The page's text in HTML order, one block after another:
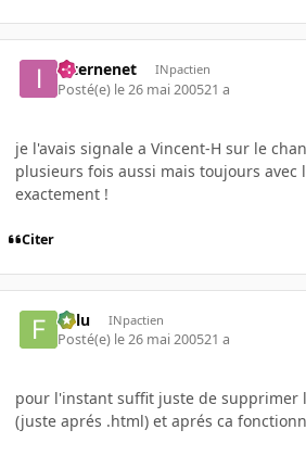
internenet INpactien
Posté(e) le 26 mai 200521 a
je l'avais signale a Vincent-H sur le
plusieurs fois aussi mais toujours avec
exactement !
Citer
Fulu INpactien
Posté(e) le 26 mai 200521 a
pour l'instant suffit juste de supprimer
(juste aprés .html) et aprés ca